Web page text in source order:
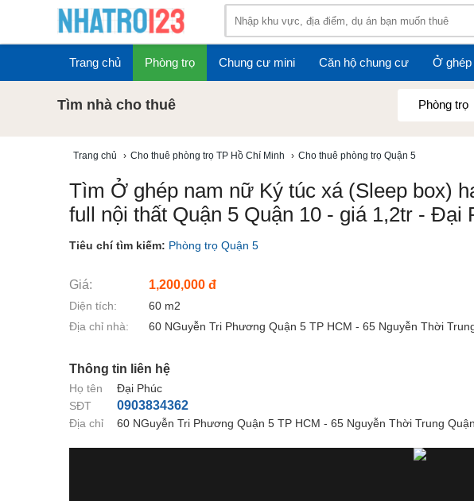
Trang chủ Phòng trọ Chung cư mini Căn hộ chung cư Ở ghép
Tìm nhà cho thuê Phòng trọ
Trang chủ › Cho thuê phòng trọ TP Hồ Chí Minh › Cho thuê phòng trọ Quận 5
Tìm Ở ghép nam nữ Ký túc xá (Sleep box)
full nội thất Quận 5 Quận 10 - giá 1,2tr - Đại
Tiêu chí tìm kiếm: Phòng trọ Quận 5
Giá: 1,200,000 đ
Diện tích:
60 m2
Địa chỉ nhà:
60 NGuyễn Tri Phương Quận 5 TP HCM - 65 Nguyễn Thời
Thông tin liên hệ
Họ tên
Đại Phúc
SĐT
0903834362
Địa chỉ 60 NGuyễn Tri Phương Quận 5 TP HCM - 65 Nguyễn Thời Trung